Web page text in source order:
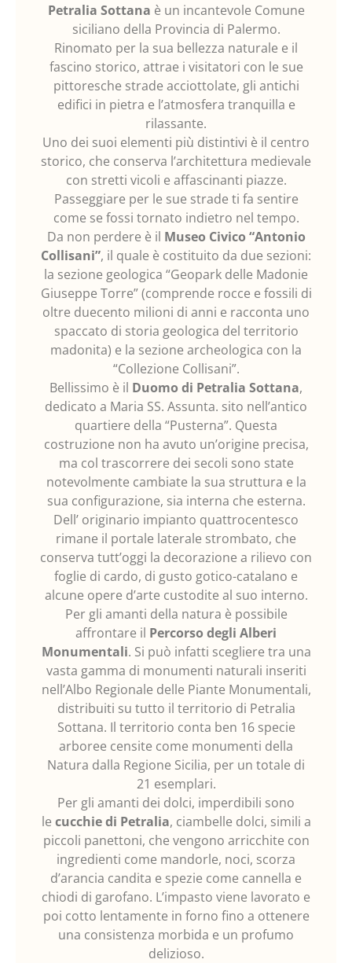
Petralia Sottana è un incantevole Comune
siciliano della Provincia di Palermo.
Rinomato per la sua bellezza naturale e il
fascino storico, attrae i visitatori con le sue
pittoresche strade acciottolate, gli antichi
edifici in pietra e l’atmosfera tranquilla e
rilassante.
Uno dei suoi elementi più distintivi è il centro
storico, che conserva l’architettura medievale
con stretti vicoli e affascinanti piazze.
Passeggiare per le sue strade ti fa sentire
come se fossi tornato indietro nel tempo.
Da non perdere è il Museo Civico “Antonio
Collisani”, il quale è costituito da due sezioni:
la sezione geologica “Geopark delle Madonie
Giuseppe Torre” (comprende rocce e fossili di
oltre duecento milioni di anni e racconta uno
spaccato di storia geologica del territorio
madonita) e la sezione archeologica con la
“Collezione Collisani”.
Bellissimo è il Duomo di Petralia Sottana,
dedicato a Maria SS. Assunta. sito nell’antico
quartiere della “Pusterna”. Questa
costruzione non ha avuto un’origine precisa,
ma col trascorrere dei secoli sono state
notevolmente cambiate la sua struttura e la
sua configurazione, sia interna che esterna.
Dell’ originario impianto quattrocentesco
rimane il portale laterale strombato, che
conserva tutt’oggi la decorazione a rilievo con
foglie di cardo, di gusto gotico-catalano e
alcune opere d’arte custodite al suo interno.
Per gli amanti della natura è possibile
affrontare il Percorso degli Alberi
Monumentali. Si può infatti scegliere tra una
vasta gamma di monumenti naturali inseriti
nell’Albo Regionale delle Piante Monumentali,
distribuiti su tutto il territorio di Petralia
Sottana. Il territorio conta ben 16 specie
arboree censite come monumenti della
Natura dalla Regione Sicilia, per un totale di
21 esemplari.
Per gli amanti dei dolci, imperdibili sono
le cucchie di Petralia, ciambelle dolci, simili a
piccoli panettoni, che vengono arricchite con
ingredienti come mandorle, noci, scorza
d’arancia candita e spezie come cannella e
chiodi di garofano. L’impasto viene lavorato e
poi cotto lentamente in forno fino a ottenere
una consistenza morbida e un profumo
delizioso.